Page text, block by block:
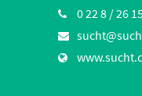
0 22 8 / 26